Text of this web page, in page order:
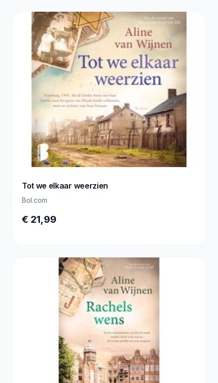
Tot we elkaar weerzien
Bol.com
€ 21,99